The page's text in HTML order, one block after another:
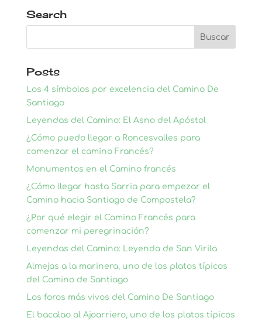
Search
Posts
Los 4 símbolos por excelencia del Camino De
Santiago
Leyendas del Camino: El Asno del Apóstol
¿Cómo puedo llegar a Roncesvalles para
comenzar el camino Francés?
Monumentos en el Camino francés
¿Cómo llegar hasta Sarria para empezar el
Camino hacia Santiago de Compostela?
¿Por qué elegir el Camino Francés para
comenzar mi peregrinación?
Leyendas del Camino: Leyenda de San Virila
Almejas a la marinera, uno de los platos típicos
del Camino de Santiago
Los foros más vivos del Camino De Santiago
El bacalao al Ajoarriero, uno de los platos típicos